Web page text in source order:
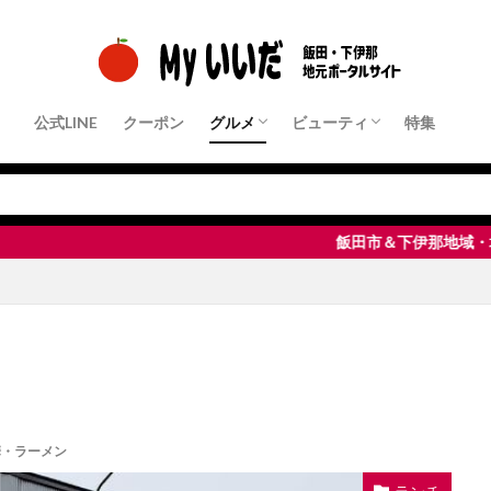
公式LINE クーポン グルメ
クーポン店舗
パン・モーニング
ランチ
中華・ラーメン
和食・定食屋
洋食
フレンチ・イタリアンなど
居酒屋・Bar
すきやき・しゃぶしゃぶ・鉄板焼き
焼肉
ピザ・パスタ
カフェ・スイーツ
その他
ビューティ
クーポン店舗
ヘアサロン
ネイル・まつ毛サロン
エステサロン
脱毛サロン
整体・リラクゼーション
特集
飯田市＆下伊那地域・地元密着ポ
ラーメン